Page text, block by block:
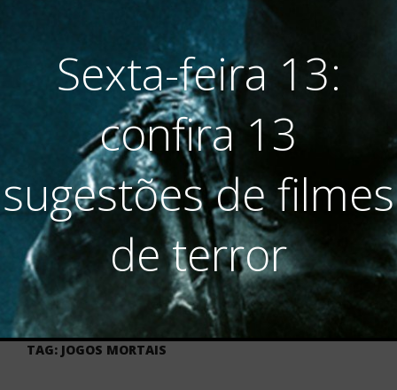
Sexta-feira 13:
confira 13
sugestões de filmes
de terror
TAG: JOGOS MORTAIS